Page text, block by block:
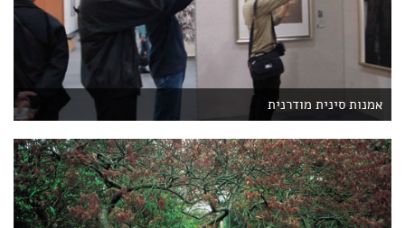
אמנות סינית מודרנית